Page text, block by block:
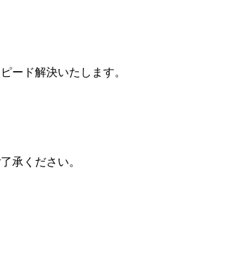
ード解決いたします。
承ください。